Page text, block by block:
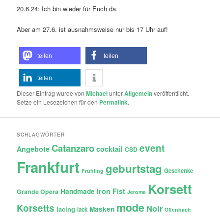
20.6.24: Ich bin wieder für Euch da.
Aber am 27.6. ist ausnahmsweise nur bis 17 Uhr auf!
teilen teilen
teilen
Dieser Eintrag wurde vonMichaelunterAllgemeinveröffentlicht.
Setze ein Lesezeichen für den Permalink.
SCHLAGWÖRTER
Angebote Catanzaro cocktail CSD event
Frankfurt Frühling geburtstag Geschenke
Grande Opera Handmade Iron Fist Jerome Korsett
Korsetts lacing lack Masken mode Noir Offenbach